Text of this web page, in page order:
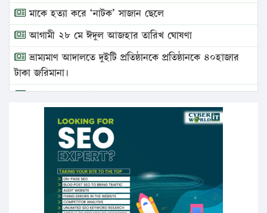
মাকে হত্যা করে ‘নাটক’ সাজান ছেলে
আগামী ২৮ মে ঈদুল আজহার তারিখ ঘোষণা
ভ্রাম্যমাণ আদালতে দুইটি প্রতিষ্ঠানকে প্রতিষ্ঠানকে ৪০হাজার
টাকা জরিমানা।
এবার লঞ্চের ভাড়া বাড়ল
১৭ থেকে ২১ শতাংশ বিদ্যুতের দাম বাড়ানোর প্রস্তাব পিডিবির
১৬ মে চাঁদপুর ও ২৫ মে ফেনী সফরে যাবেন প্রধানমন্ত্রী
উচ্চশিক্ষায় গৌরবময় অর্জন: পূর্ণ স্কলারশিপে যুক্তরাষ্ট্রে
পিএইচডি করছেন কুয়েটের কৃতি…
সারা দেশে বজ্রাঘাতে ১৪ জনের প্রাণহানি